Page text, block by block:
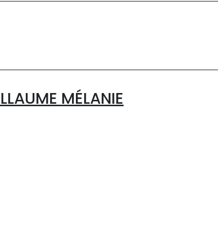
MÉLANIE